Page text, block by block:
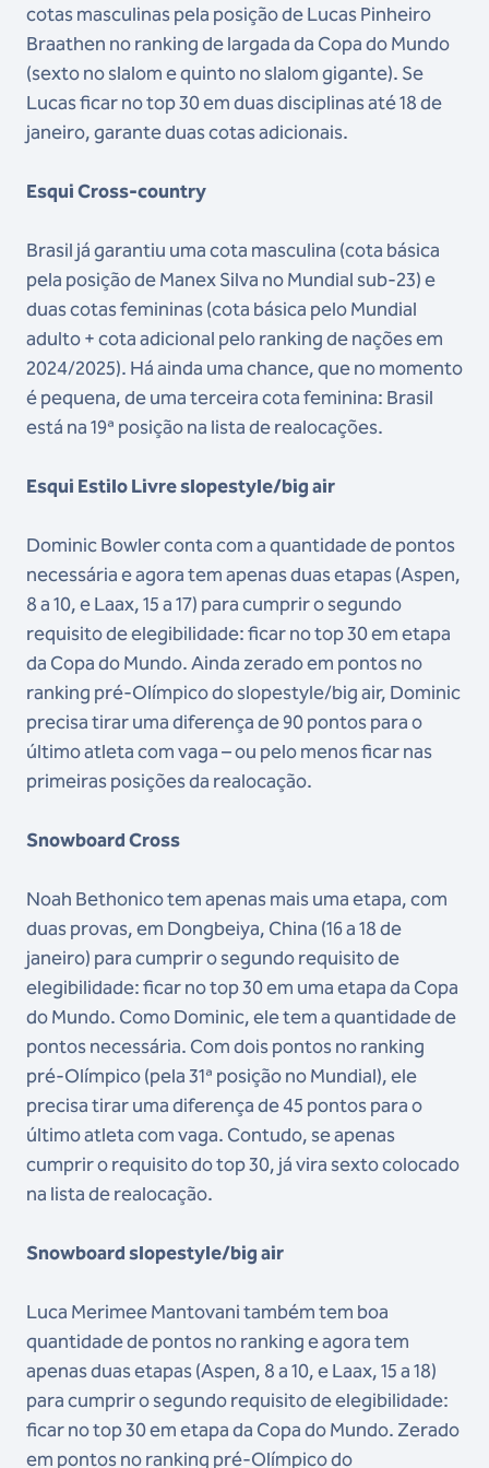
cotas masculinas pela posição de Lucas Pinheiro
Braathen no ranking de largada da Copa do Mundo
(sexto no slalom e quinto no slalom gigante). Se
Lucas ficar no top 30 em duas disciplinas até 18 de
janeiro, garante duas cotas adicionais.
Esqui Cross-country
Brasil já garantiu uma cota masculina (cota básica
pela posição de Manex Silva no Mundial sub-23) e
duas cotas femininas (cota básica pelo Mundial
adulto + cota adicional pelo ranking de nações em
2024/2025). Há ainda uma chance, que no momento
é pequena, de uma terceira cota feminina: Brasil
está na 19ª posição na lista de realocações.
Esqui Estilo Livre slopestyle/big air
Dominic Bowler conta com a quantidade de pontos
necessária e agora tem apenas duas etapas (Aspen,
8 a 10, e Laax, 15 a 17) para cumprir o segundo
requisito de elegibilidade: ficar no top 30 em etapa
da Copa do Mundo. Ainda zerado em pontos no
ranking pré-Olímpico do slopestyle/big air, Dominic
precisa tirar uma diferença de 90 pontos para o
último atleta com vaga – ou pelo menos ficar nas
primeiras posições da realocação.
Snowboard Cross
Noah Bethonico tem apenas mais uma etapa, com
duas provas, em Dongbeiya, China (16 a 18 de
janeiro) para cumprir o segundo requisito de
elegibilidade: ficar no top 30 em uma etapa da Copa
do Mundo. Como Dominic, ele tem a quantidade de
pontos necessária. Com dois pontos no ranking
pré-Olímpico (pela 31ª posição no Mundial), ele
precisa tirar uma diferença de 45 pontos para o
último atleta com vaga. Contudo, se apenas
cumprir o requisito do top 30, já vira sexto colocado
na lista de realocação.
Snowboard slopestyle/big air
Luca Merimee Mantovani também tem boa
quantidade de pontos no ranking e agora tem
apenas duas etapas (Aspen, 8 a 10, e Laax, 15 a 18)
para cumprir o segundo requisito de elegibilidade:
ficar no top 30 em etapa da Copa do Mundo. Zerado
em pontos no ranking pré-Olímpico do